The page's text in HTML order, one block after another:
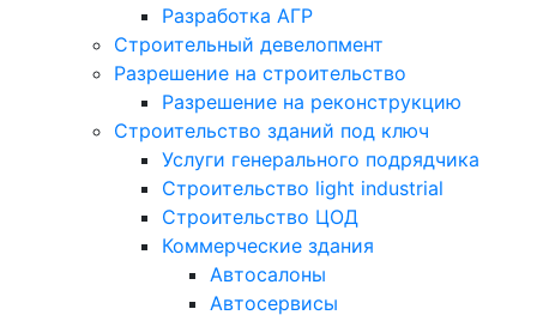
Разработка АГР
Строительный девелопмент
Разрешение на строительство
Разрешение на реконструкцию
Строительство зданий под ключ
Услуги генерального подрядчика
Строительство light industrial
Строительство ЦОД
Коммерческие здания
Автосалоны
Автосервисы